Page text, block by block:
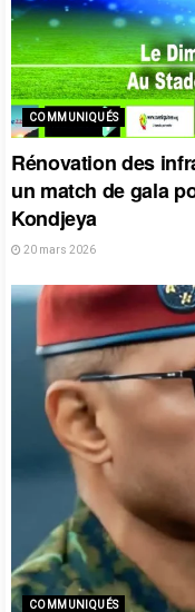
COMMUNIQUÉS
Rénovation des
un match de gala
Kondjeya
20 mars 2026
COMMUNIQUÉS